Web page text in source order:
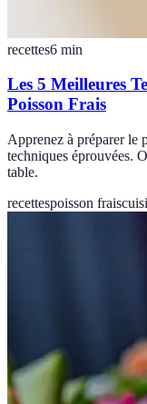
recettes6 min
Les 5 Meilleures
Poisson Frais
Apprenez à préparer le
techniques éprouvées.
table.
recettespoisson frais